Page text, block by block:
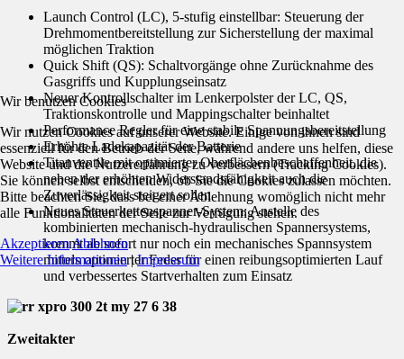
Launch Control (LC), 5-stufig einstellbar: Steuerung der
Drehmomentbereitstellung zur Sicherstellung der maximal
möglichen Traktion
Quick Shift (QS): Schaltvorgänge ohne Zurücknahme des
Gasgriffs und Kupplungseinsatz
Neuer Kontrollschalter im Lenkerpolster der LC, QS,
Traktionskontrolle und Mappingschalter beinhaltet
Performance Regler für eine stabile Spannungsbereitstellung
Erhöhte Ladekapazität der Batterie
Titanventile mit optimierter Oberflächenbeschaffenheit, die
neben der erhöhten Widerstandsfähigkeit auch die
Zuverlässigkeit steigert sollen
Neues Steuerkettenspanner-System: Anstelle des
kombinierten mechanisch-hydraulischen Spannersystems,
kommt ab sofort nur noch ein mechanisches Spannsystem
mittels optimierter Feder für einen reibungsoptimierten Lauf
und verbessertes Startverhalten zum Einsatz
Zweitakter
Wir benutzen Cookies
Wir nutzen Cookies auf unserer Website. Einige von ihnen sind
essenziell für den Betrieb der Seite, während andere uns helfen, diese
Website und die Nutzererfahrung zu verbessern (Tracking Cookies).
Sie können selbst entscheiden, ob Sie die Cookies zulassen möchten.
Bitte beachten Sie, dass bei einer Ablehnung womöglich nicht mehr
alle Funktionalitäten der Seite zur Verfügung stehen.
AkzeptierenAblehnen
Weitere Informationen|Impressum